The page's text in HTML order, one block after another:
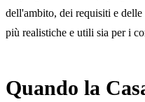
dell'ambito, dei requisiti e delle
più realistiche e utili sia per i
Quando la